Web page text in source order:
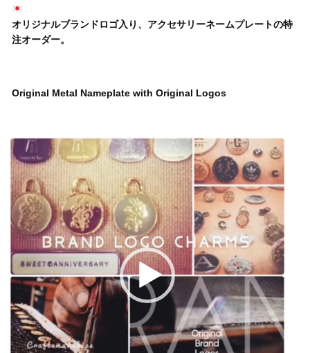
オリジナルブランドロゴ入り、アクセサリーネームプレートの特
注オーダー。
Original Metal Nameplate with Original Logos
動
画
プ
レ
ー
ヤ